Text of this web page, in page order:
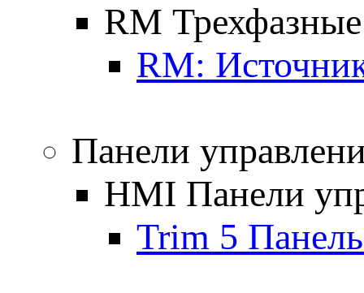
RM
RM:
Панели
HMI Панели
Trim 5